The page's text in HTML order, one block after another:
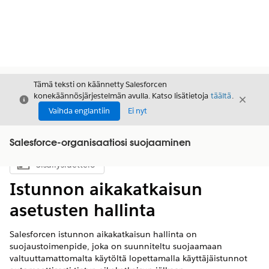
Sulje
Tämä teksti on käännetty Salesforcen
konekäännösjärjestelmän avulla. Katso lisätietoja täältä.
Vaihda englantiin
Ei nyt
Sulje
Salesforce-organisaatiosi suojaaminen
Näytä sisällysluettelo
Sisällysluettelo
Istunnon aikakatkaisun
asetusten hallinta
Salesforcen istunnon aikakatkaisun hallinta on
suojaustoimenpide, joka on suunniteltu suojaamaan
valtuuttamattomalta käytöltä lopettamalla käyttäjäistunnot